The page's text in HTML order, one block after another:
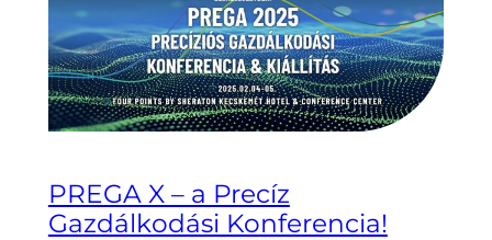
PREGA X – a Precíz
Gazdálkodási Konferencia!